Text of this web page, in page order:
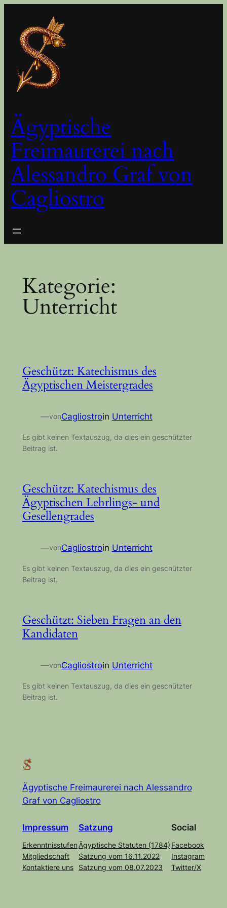
springen
Ägyptische
Freimaurerei nach
Alessandro Graf von
Cagliostro
Kategorie:
Unterricht
Geschützt: Katechismus des
Ägyptischen Meistergrades
—vonCagliostroin Unterricht
Es gibt keinen Textauszug, da dies ein geschützter
Beitrag ist.
Geschützt: Katechismus des
Ägyptischen Lehrlings- und
Gesellengrades
—vonCagliostroin Unterricht
Es gibt keinen Textauszug, da dies ein geschützter
Beitrag ist.
Geschützt: Sieben Fragen an den
Kandidaten
—vonCagliostroin Unterricht
Es gibt keinen Textauszug, da dies ein geschützter
Beitrag ist.
Ägyptische Freimaurerei nach Alessandro
Graf von Cagliostro
Impressum
Erkenntnisstufen
Mitgliedschaft
Kontaktiere uns
Satzung
Ägyptische Statuten (1784)
Satzung vom 16.11.2022
Satzung vom 08.07.2023
Social
Facebook
Instagram
Twitter/X